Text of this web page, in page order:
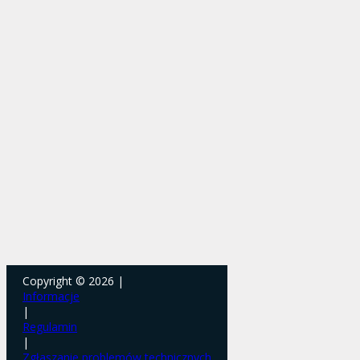
Copyright © 2026 |
Informacje
|
Regulamin
|